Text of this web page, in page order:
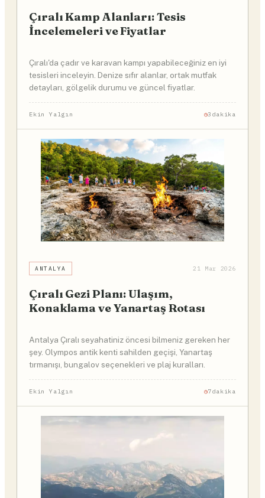
Çıralı Kamp Alanları: Tesis
İncelemeleri ve Fiyatlar
Çıralı'da çadır ve karavan kampı yapabileceğiniz en iyi
tesisleri inceleyin. Denize sıfır alanlar, ortak mutfak
detayları, gölgelik durumu ve güncel fiyatlar.
Ekin Yalgın 3dakika
ANTALYA 21 Mar 2026
Çıralı Gezi Planı: Ulaşım,
Konaklama ve Yanartaş Rotası
Antalya Çıralı seyahatiniz öncesi bilmeniz gereken her
şey. Olympos antik kenti sahilden geçişi, Yanartaş
tırmanışı, bungalov seçenekleri ve plaj kuralları.
Ekin Yalgın 7dakika